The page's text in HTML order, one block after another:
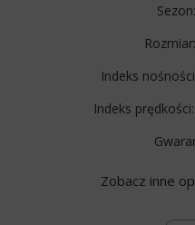
Sezon:
Rozmiar:
Indeks
Indeks prędkości:
Zobacz inne